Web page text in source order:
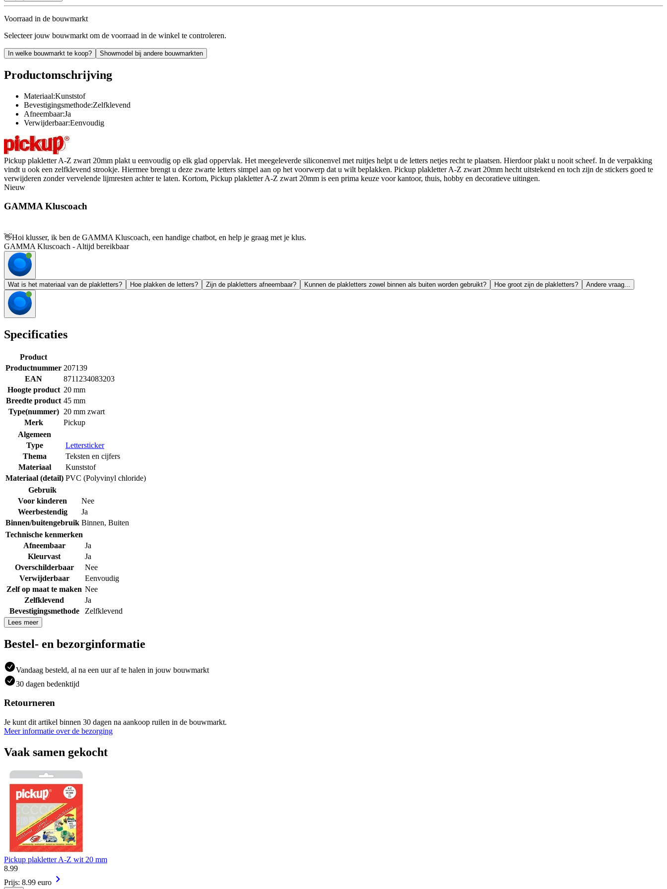
Voorraad in de bouwmarkt
Selecteer jouw bouwmarkt om de voorraad in de winkel te controleren.
In welke bouwmarkt te koop? Showmodel bij andere bouwmarkten
Productomschrijving
Materiaal:Kunststof
Bevestigingsmethode:Zelfklevend
Afneembaar:Ja
Verwijderbaar:Eenvoudig
Pickup plakletter A-Z zwart 20mm plakt u eenvoudig op elk glad oppervlak. Het meegeleverde siliconenvel met ruitjes helpt u de letters netjes recht te plaatsen. Hierdoor plakt u nooit scheef. In de verpakking
vindt u ook een zelfklevend strookje. Hiermee brengt u deze zwarte letters simpel aan op het voorwerp dat u wilt beplakken. Pickup plakletter A-Z zwart 20mm hecht uitstekend en toch zijn de stickers goed te
verwijderen zonder vervelende lijmresten achter te laten. Kortom, Pickup plakletter A-Z zwart 20mm is een prima keuze voor kantoor, thuis, hobby en decoratieve uitingen.
Nieuw
GAMMA Kluscoach
👋Hoi klusser, ik ben de GAMMA Kluscoach, een handige chatbot, en help je graag met je klus.
GAMMA Kluscoach - Altijd bereikbaar
Wat is het materiaal van de plakletters? Hoe plakken de letters? Zijn de plakletters afneembaar? Kunnen de plakletters zowel binnen als buiten worden gebruikt? Hoe groot zijn de plakletters? Andere vraag...
Specificaties
Product
Productnummer 207139
EAN
8711234083203
Hoogte product 20 mm
Breedte product 45 mm
Type(nummer)
20 mm zwart
Merk
Pickup
Algemeen
Type
Lettersticker
Thema
Teksten en cijfers
Materiaal
Kunststof
Materiaal (detail) PVC (Polyvinyl chloride)
Gebruik
Voor kinderen
Nee
Weerbestendig
Ja
Binnen/buitengebruik Binnen, Buiten
Technische kenmerken
Afneembaar
Ja
Kleurvast
Ja
Overschilderbaar
Nee
Verwijderbaar
Eenvoudig
Zelf op maat te maken Nee
Zelfklevend
Ja
Bevestigingsmethode
Zelfklevend
Lees meer
Bestel- en bezorginformatie
Vandaag besteld, al na een uur af te halen in jouw bouwmarkt
30 dagen bedenktijd
Retourneren
Je kunt dit artikel binnen 30 dagen na aankoop ruilen in de bouwmarkt.
Meer informatie over de bezorging
Vaak samen gekocht
Pickup plakletter A-Z wit 20 mm
8.99
Prijs: 8.99 euro